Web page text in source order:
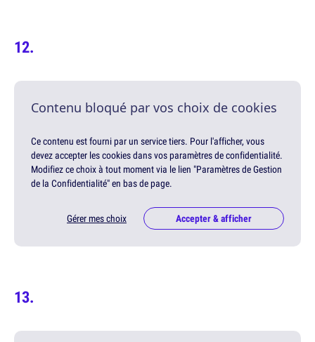
Contenu bloqué par vos choix de cookies
Ce contenu est fourni par un service tiers. Pour l'afficher, vous
devez accepter les cookies dans vos paramètres de confidentialité.
Modifiez ce choix à tout moment via le lien "Paramètres de Gestion
de la Confidentialité" en bas de page.
Gérer mes choix Accepter & afficher